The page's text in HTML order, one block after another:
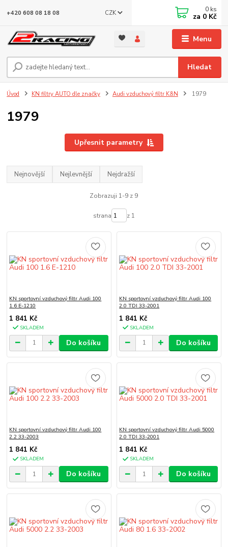
Menu
CZK
Hledat
+420 608 08 18 08 0 ks
za 0 Kč
Úvod KN filtry AUTO dle značky Audi vzduchový filtr K&N 1979
1979
Upřesnit parametry
Nejnovější Nejlevnější Nejdražší
Zobrazuji 1-9 z 9
strana z 1
KN sportovní vzduchový filtr Audi 100
1.6 E-1210
1 841 Kč
SKLADEM
Do košíku
KN sportovní vzduchový filtr Audi 100
2.0 TDI 33-2001
1 841 Kč
SKLADEM
Do košíku
KN sportovní vzduchový filtr Audi 100
2.2 33-2003
1 841 Kč
SKLADEM
Do košíku
KN sportovní vzduchový filtr Audi 5000
2.0 TDI 33-2001
1 841 Kč
SKLADEM
Do košíku